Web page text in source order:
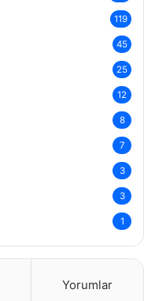
119
45
25
12
8
7
3
3
1
Yorumlar